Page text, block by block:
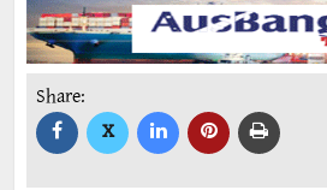
Share:
X